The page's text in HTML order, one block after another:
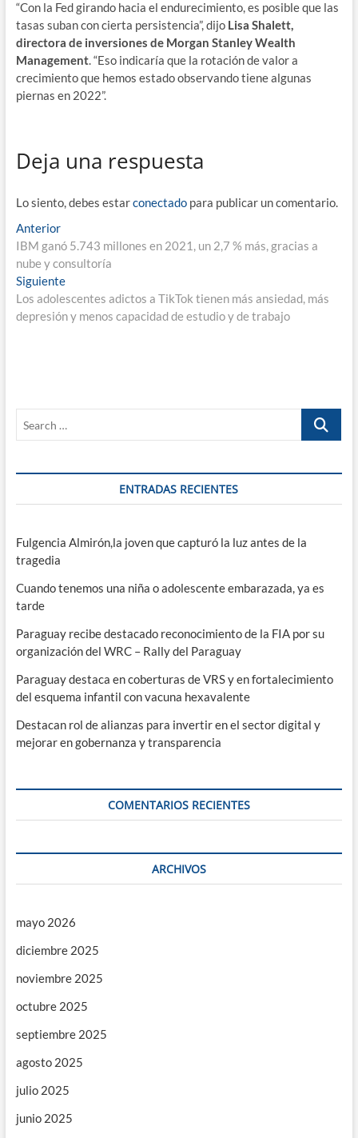
“Con la Fed girando hacia el endurecimiento, es posible que las
tasas suban con cierta persistencia”, dijo Lisa Shalett,
directora de inversiones de Morgan Stanley Wealth
Management. “Eso indicaría que la rotación de valor a
crecimiento que hemos estado observando tiene algunas
piernas en 2022”.
Deja una respuesta
Lo siento, debes estarconectadopara publicar un comentario.
Navegación
de
entradas
AnteriorEntrada
anterior:
IBM ganó 5.743 millones en 2021, un 2,7 % más, gracias a
nube y consultoría
SiguienteEntrada
siguiente:
Los adolescentes adictos a TikTok tienen más ansiedad, más
depresión y menos capacidad de estudio y de trabajo
Search
ENTRADAS RECIENTES
Fulgencia Almirón,la joven que capturó la luz antes de la
tragedia
Cuando tenemos una niña o adolescente embarazada, ya es
tarde
Paraguay recibe destacado reconocimiento de la FIA por su
organización del WRC – Rally del Paraguay
Paraguay destaca en coberturas de VRS y en fortalecimiento
del esquema infantil con vacuna hexavalente
Destacan rol de alianzas para invertir en el sector digital y
mejorar en gobernanza y transparencia
COMENTARIOS RECIENTES
ARCHIVOS
mayo 2026
diciembre 2025
noviembre 2025
octubre 2025
septiembre 2025
agosto 2025
julio 2025
junio 2025